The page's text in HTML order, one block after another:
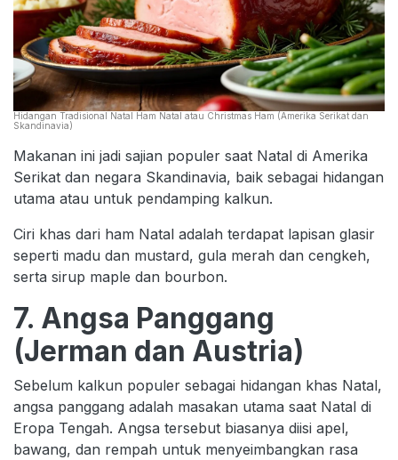
Hidangan Tradisional Natal Ham Natal atau Christmas Ham (Amerika Serikat dan
Skandinavia)
Makanan ini jadi sajian populer saat Natal di Amerika
Serikat dan negara Skandinavia, baik sebagai hidangan
utama atau untuk pendamping kalkun.
Ciri khas dari ham Natal adalah terdapat lapisan glasir
seperti madu dan mustard, gula merah dan cengkeh,
serta sirup maple dan bourbon.
7. Angsa Panggang
(Jerman dan Austria)
Sebelum kalkun populer sebagai hidangan khas Natal,
angsa panggang adalah masakan utama saat Natal di
Eropa Tengah. Angsa tersebut biasanya diisi apel,
bawang, dan rempah untuk menyeimbangkan rasa